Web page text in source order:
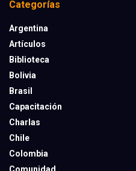
Categorías
Argentina
Artículos
Biblioteca
Bolivia
Brasil
Capacitación
Charlas
Chile
Colombia